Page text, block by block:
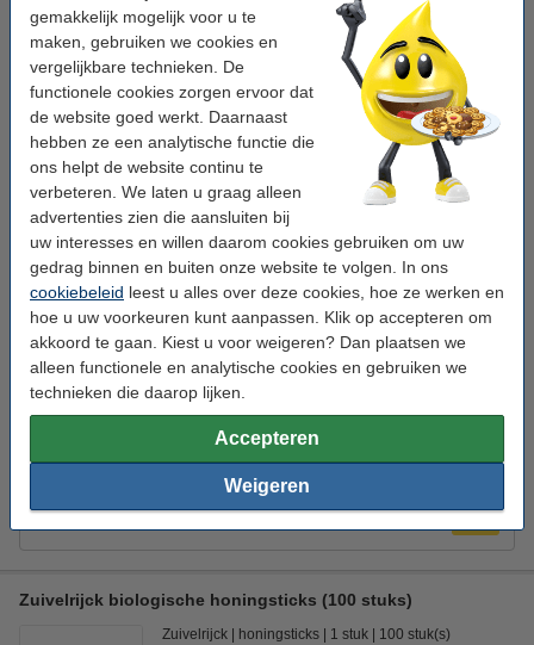
gemakkelijk mogelijk voor u te
maken, gebruiken we cookies en
vergelijkbare technieken. De
functionele cookies zorgen ervoor dat
de website goed werkt. Daarnaast
hebben ze een analytische functie die
ons helpt de website continu te
verbeteren. We laten u graag alleen
advertenties zien die aansluiten bij
uw interesses en willen daarom cookies gebruiken om uw
gedrag binnen en buiten onze website te volgen. In ons
cookiebeleid leest u alles over deze cookies, hoe ze werken en
hoe u uw voorkeuren kunt aanpassen. Klik op accepteren om
akkoord te gaan. Kiest u voor weigeren? Dan plaatsen we
alleen functionele en analytische cookies en gebruiken we
technieken die daarop lijken.
Accepteren
Weigeren
Van Gilse honingsticks 1 stuk 100 stuk(s)
Bekijk de specificaties en omschrijving
Direct leverbaar
Morgen in huis
€ 25,50 Bestellen
Winstpakker!
Aanbieding: 2x Van Oordt honingsticks (100 stuks)
€ 48,95
Tip: meebestellen
Combideal: 123inkt thee 3 smaken (300 stuks)
123inkt houten roerstaafjes 110 mm (2000 stuks)
€ 6,95
Zuivelrijck biologische honingsticks (100 stuks)
Zuivelrijck honingsticks 1 stuk 100 stuk(s)